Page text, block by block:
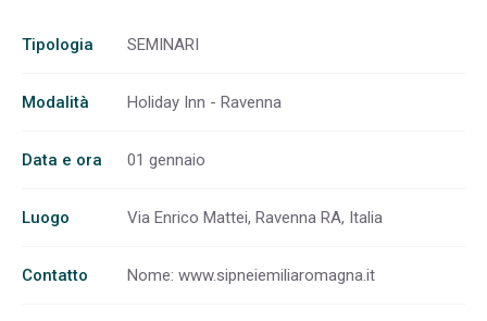
Tipologia SEMINARI
Modalità Holiday Inn - Ravenna
Data e ora 01 gennaio
Luogo Via Enrico Mattei, Ravenna RA, Italia
Contatto Nome: www.sipneiemiliaromagna.it